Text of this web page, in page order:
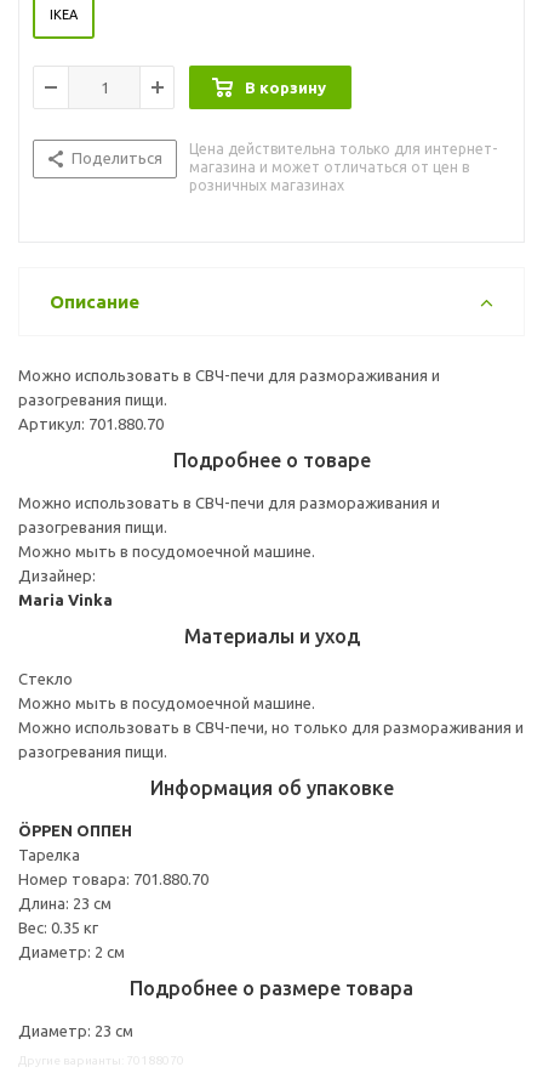
IKEA
В корзину
Поделиться
Цена действительна только для интернет-
магазина и может отличаться от цен в
розничных магазинах
Описание
Можно использовать в СВЧ-печи для размораживания и
разогревания пищи.
Артикул: 701.880.70
Подробнее о товаре
Можно использовать в СВЧ-печи для размораживания и
разогревания пищи.
Можно мыть в посудомоечной машине.
Дизайнер:
Maria Vinka
Материалы и уход
Стекло
Можно мыть в посудомоечной машине.
Можно использовать в СВЧ-печи, но только для размораживания и
разогревания пищи.
Информация об упаковке
ÖPPEN ОППЕН
Тарелка
Номер товара: 701.880.70
Длина: 23 см
Вес: 0.35 кг
Диаметр: 2 см
Подробнее о размере товара
Диаметр: 23 см